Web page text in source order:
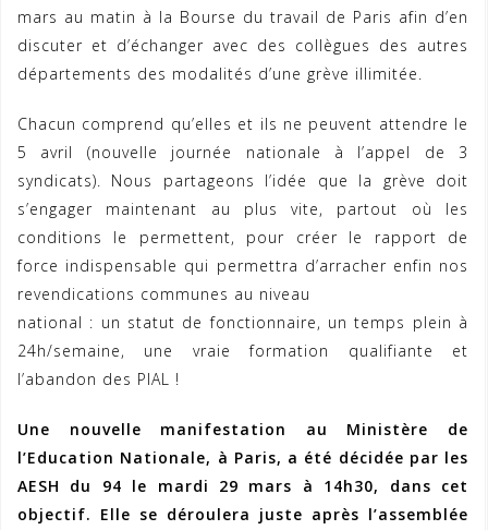
mars au matin à la Bourse du travail de Paris afin d’en
discuter et d’échanger avec des collègues des autres
départements des modalités d’une grève illimitée.
Chacun comprend qu’elles et ils ne peuvent attendre le
5 avril (nouvelle journée nationale à l’appel de 3
syndicats). Nous partageons l’idée que la grève doit
s’engager maintenant au plus vite, partout où les
conditions le permettent, pour créer le rapport de
force indispensable qui permettra d’arracher enfin nos
revendications communes au niveau
national : un statut de fonctionnaire, un temps plein à
24h/semaine, une vraie formation qualifiante et
l’abandon des PIAL !
Une nouvelle manifestation au Ministère de
l’Education Nationale, à Paris, a été décidée par les
AESH du 94 le mardi 29 mars à 14h30, dans cet
objectif. Elle se déroulera juste après l’assemblée